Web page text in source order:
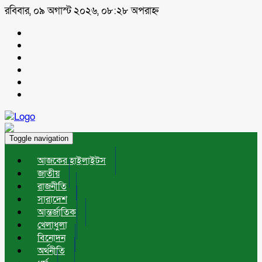
রবিবার, ০৯ অগাস্ট ২০২৬, ০৮:২৮ অপরাহ্ন
Toggle navigation
আজকের হাইলাইটস
জাতীয়
রাজনীতি
সারাদেশ
আন্তর্জাতিক
খেলাধুলা
বিনোদন
অর্থনীতি